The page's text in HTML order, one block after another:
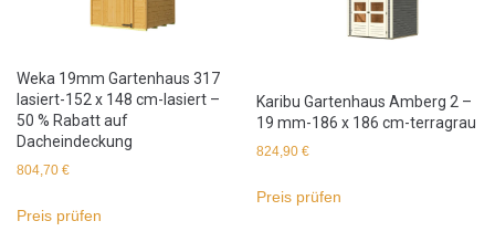
Weka 19mm Gartenhaus 317
lasiert-152 x 148 cm-lasiert –
50 % Rabatt auf
Dacheindeckung
804,70 €
Preis prüfen
Karibu Gartenhaus Amberg 2 –
19 mm-186 x 186 cm-terragrau
824,90€
Preis prüfen